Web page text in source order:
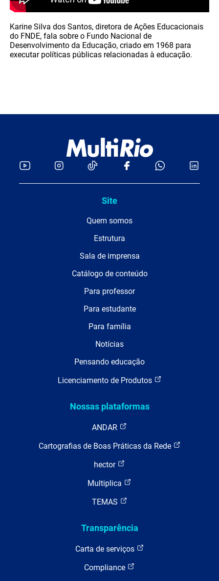
Karine Silva dos Santos, diretora de Ações Educacionais
do FNDE, fala sobre o Fundo Nacional de
Desenvolvimento da Educação, criado em 1968 para
executar políticas públicas relacionadas à educação.
Site
Quem somos
Estrutura
Sala de imprensa
Catálogo de conteúdo
Para professor
Para estudante
Para família
Notícias
Pensando educação
Licenciamento de Produtos
Nossas plataformas
ANDAR
Cartografias de Boas Práticas da Rede
hector
Multiplica
TEMAS
Transparência
Carta de serviços
Compliance